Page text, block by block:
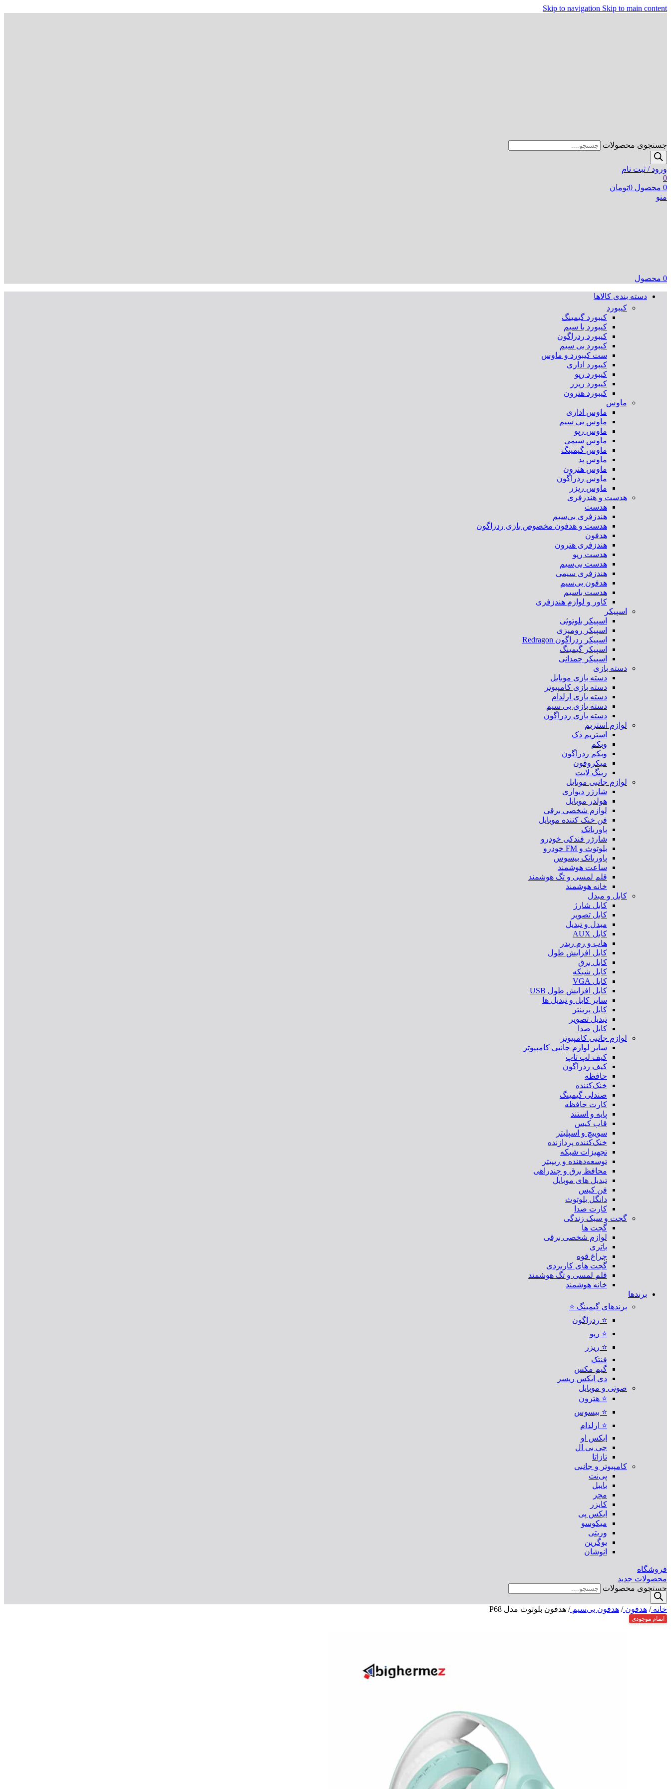
Skip to navigation Skip to main content
جستجوی محصولات
ورود / ثبت نام
0
0 محصول 0تومان
منو
0 محصول
دسته بندی کالاها
کیبورد
کیبورد گیمینگ
کیبورد با سیم
کیبورد ردراگون
کیبورد بی سیم
ست کیبورد و ماوس
کیبورد اداری
کیبورد رپو
کیبورد ریزر
کیبورد هترون
ماوس
ماوس اداری
ماوس بی سیم
ماوس رپو
ماوس سیمی
ماوس گیمینگ
ماوس پد
ماوس هترون
ماوس ردراگون
ماوس ریزر
هدست و هندزفری
هدست
هندزفری بی‌سیم
هدست و هدفون مخصوص بازی ردراگون
هدفون
هندزفری هترون
هدست رپو
هدست بی‌سیم
هندزفری سیمی
هدفون بی‌سیم
هدست باسیم
کاور و لوازم هندزفری
اسپیکر
اسپیکر بلوتوثی
اسپیکر رومیزی
اسپیکر ردراگون Redragon
اسپیکر گیمینگ
اسپیکر چمدانی
دسته بازی
دسته بازی موبایل
دسته بازی کامپیوتر
دسته بازی ارلدام
دسته بازی بی سیم
دسته بازی ردراگون
لوازم استریم
استریم دک
وبکم
وبکم ردراگون
میکروفون
رینگ لایت
لوازم جانبی موبایل
شارژر دیواری
هولدر موبایل
لوازم شخصی برقی
فن خنک کننده موبایل
پاوربانک
شارژر فندکی خودرو
بلوتوث و FM خودرو
پاوربانک بیسوس
ساعت هوشمند
قلم لمسی و تگ هوشمند
خانه هوشمند
کابل و مبدل
کابل شارژ
کابل تصویر
مبدل و تبدیل
کابل AUX
هاب و رم ریدر
کابل افزایش طول
کابل برق
کابل شبکه
کابل VGA
کابل افزایش طول USB
سایر کابل و تبدیل ها
کابل پرینتر
تبدیل تصویر
کابل صدا
لوازم جانبی کامپیوتر
سایر لوازم جانبی کامپیوتر
کیف لپ تاپ
کیف ردراگون
حافظه
خنک‌کننده
صندلی گیمینگ
کارت حافظه
پایه و استند
قاب کیس
سوییچ و اسپلیتر
خنک‌کننده پردازنده
تجهیزات شبکه
توسعه‌دهنده و ریپیتر
محافظ برق و چندراهی
تبدیل های موبایل
فن کیس
دانگل بلوتوث
کارت صدا
گجت و سبک زندگی
گجت ها
لوازم شخصی برقی
باتری
چراغ قوه
گجت های کاربردی
قلم لمسی و تگ هوشمند
خانه هوشمند
برندها
برندهای گیمینگ ⭐
⭐ ردراگون
⭐ رپو
⭐ ریزر
فنتک
گیم مکس
دی ایکس ریسر
صوتی و موبایل
⭐ هترون
⭐ بیسوس
⭐ ارلدام
ایکس او
جی بی ال
تازاتا
کامپیوتر و جانبی
پی‌نت
بایبل
مچر
کایزر
ایکس پی
میکوسو
وریتی
یوگرین
انوشان
فروشگاه
محصولات جدید
جستجوی محصولات
خانه/ هدفون/ هدفون بی‌سیم/ هدفون بلوتوث مدل P68
اتمام موجودی